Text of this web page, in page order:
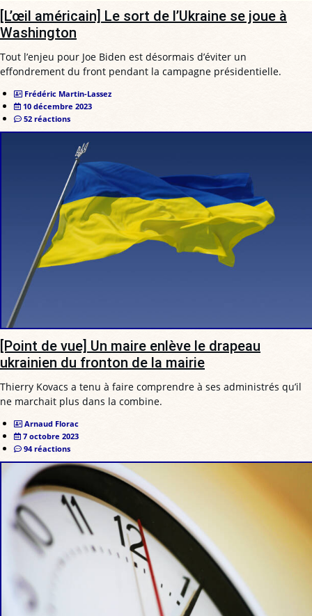
[L’œil américain] Le sort de l’Ukraine se joue à
Washington
Tout l’enjeu pour Joe Biden est désormais d’éviter un
effondrement du front pendant la campagne présidentielle.
Frédéric Martin-Lassez
10 décembre 2023
52 réactions
[Point de vue] Un maire enlève le drapeau
ukrainien du fronton de la mairie
Thierry Kovacs a tenu à faire comprendre à ses administrés qu’il
ne marchait plus dans la combine.
Arnaud Florac
7 octobre 2023
94 réactions